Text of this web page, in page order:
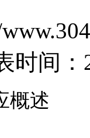
时间：
概述